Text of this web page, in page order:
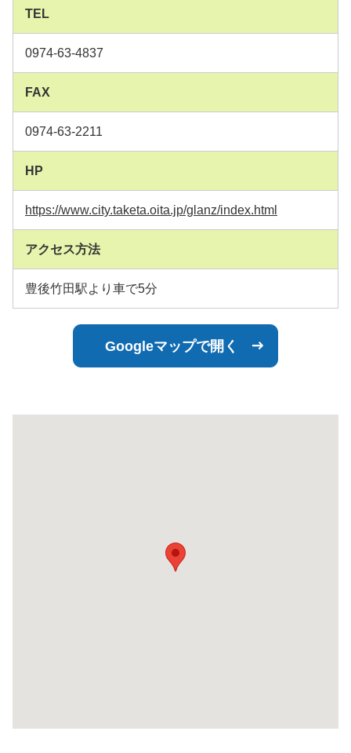
TEL
0974-63-4837
FAX
0974-63-2211
HP
https://www.city.taketa.oita.jp/glanz/index.html
アクセス方法
豊後竹田駅より車で5分
Googleマップで開く